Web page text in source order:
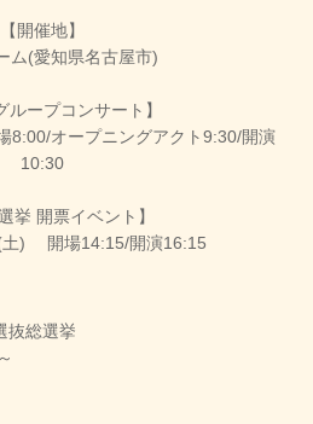
【開催地】
ム(愛知県名古屋市)
ループコンサート】
オープニングアクト9:30/開演
10:30
挙 開票イベント】
土) 開場14:15/開演16:15
抜総選挙